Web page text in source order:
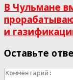
В Чульмане
и
Оставьте